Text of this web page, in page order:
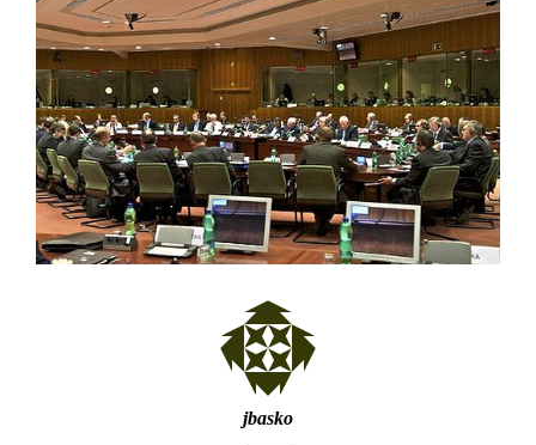
jbasko